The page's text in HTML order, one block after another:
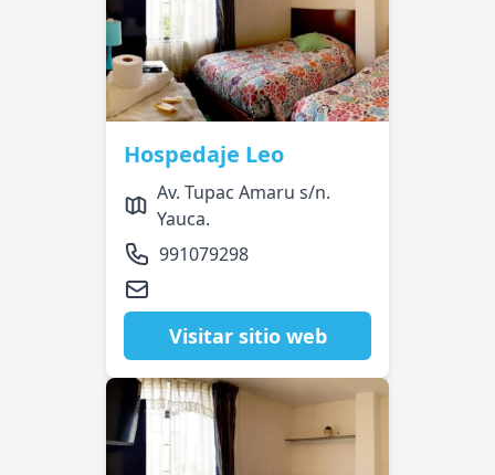
Hospedaje Leo
Av. Tupac Amaru s/n.
Yauca.
991079298
Visitar sitio web